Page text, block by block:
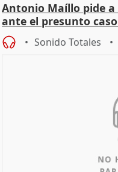
Antonio Maíllo pide
ante el presunto caso
Sonido Totales